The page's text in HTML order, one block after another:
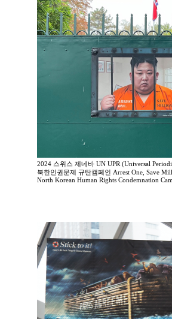
2024 스위스 제네바 UN UPR (Universal
북한인권문제 규탄캠페인 Arrest One, Save
North Korean Human Rights Condemnation